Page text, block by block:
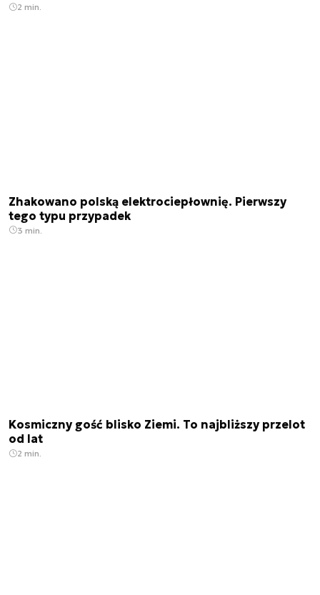
2 min.
Zhakowano polską elektrociepłownię. Pierwszy
tego typu przypadek
3 min.
Kosmiczny gość blisko Ziemi. To najbliższy przelot
od lat
2 min.